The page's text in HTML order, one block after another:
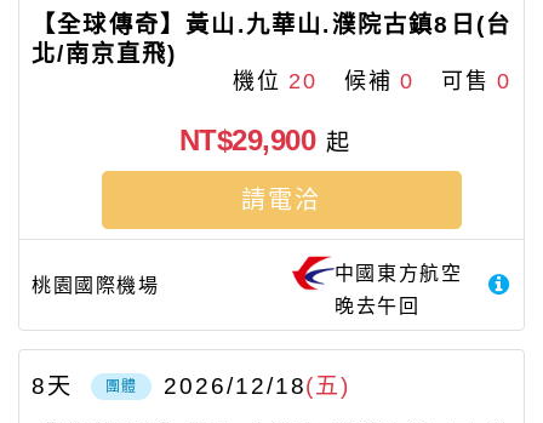
【全球傳奇】黃山.九華山.濮院古鎮8日(台
北/南京直飛)
機位 20 候補0 可售0
桃園國際機場
中國東方航空
晚去午回
NT$29,900 起
請電洽
團體 2026/12/18(五)
8天